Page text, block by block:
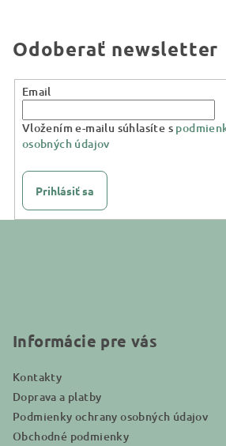
Odoberať newsletter
Email
Vložením e-mailu súhlasíte s
osobných údajov
Prihlásiť sa
Informácie pre vás
Kontakty
Doprava a platby
Podmienky ochrany osobných údajov
Obchodné podmienky